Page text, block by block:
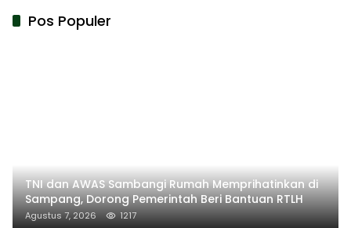
Pos Populer
TNI dan AWAS Sambangi Rumah Memprihatinkan di
Sampang, Dorong Pemerintah Beri Bantuan RTLH
Agustus 7, 2026 1217